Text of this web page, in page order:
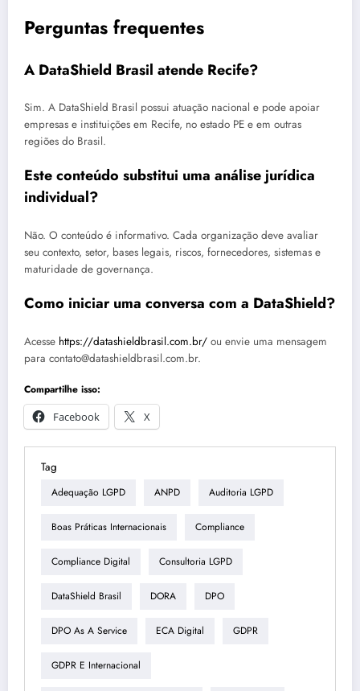
Perguntas frequentes
A DataShield Brasil atende Recife?
Sim. A DataShield Brasil possui atuação nacional e pode apoiar
empresas e instituições em Recife, no estado PE e em outras
regiões do Brasil.
Este conteúdo substitui uma análise jurídica
individual?
Não. O conteúdo é informativo. Cada organização deve avaliar
seu contexto, setor, bases legais, riscos, fornecedores, sistemas e
maturidade de governança.
Como iniciar uma conversa com a DataShield?
Acesse https://datashieldbrasil.com.br/ ou envie uma mensagem
para contato@datashieldbrasil.com.br.
Compartilhe isso:
Facebook
X
Tag
Adequação LGPD ANPD Auditoria LGPD
Boas Práticas Internacionais Compliance
Compliance Digital Consultoria LGPD
DataShield Brasil DORA DPO
DPO As A Service ECA Digital GDPR
GDPR E Internacional